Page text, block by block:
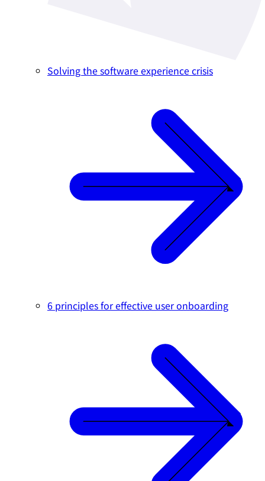
Solving the software experience crisis
6 principles for effective user onboarding